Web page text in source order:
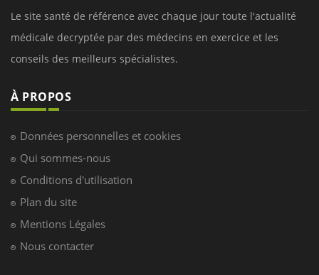
Le site santé de référence avec chaque jour toute l'actualité
médicale decryptée par des médecins en exercice et les
conseils des meilleurs spécialistes.
À PROPOS
Données personnelles et cookies
Qui sommes-nous
Conditions d'utilisation
Plan du site
Mentions Légales
Nous contacter